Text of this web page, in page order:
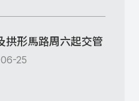
拱形馬路周六起交管
25